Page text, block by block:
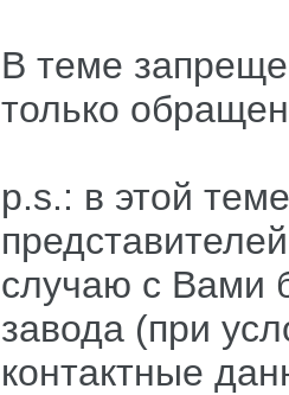
В теме
только
p.s.: в этой
случаю с Вами
завода (при
контактные